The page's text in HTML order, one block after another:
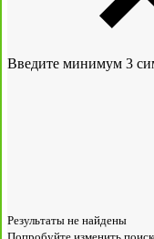
Введите минимум 3
Результаты не найдены